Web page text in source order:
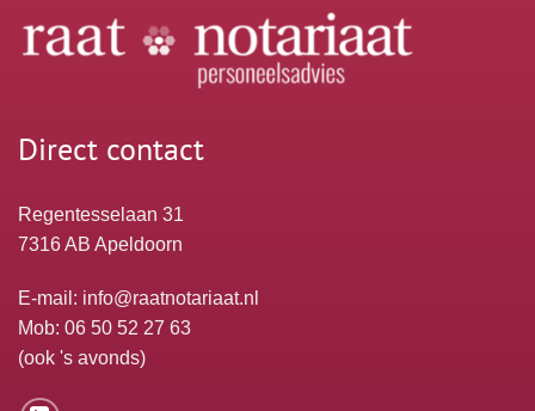
Direct contact
Regentesselaan 31
7316 AB Apeldoorn
E-mail: info@raatnotariaat.nl
Mob: 06 50 52 27 63
(ook 's avonds)